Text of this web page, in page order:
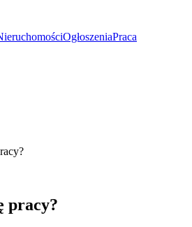
OgłoszeniaPraca
pracy?